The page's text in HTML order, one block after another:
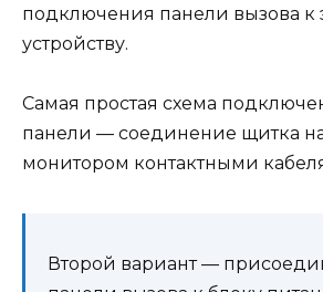
подключения панели вызова к
устройству.
Самая простая схема
панели — соединение щитка
монитором контактными
Второй вариант —